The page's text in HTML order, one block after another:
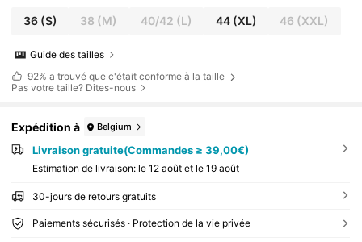
36(S) 38 (M) 40/42 (L) 44(XL) 46 (XXL)
Guide des tailles
92% a trouvé que c'était conforme à la taille
Pas votre taille? Dites-nous
Expédition à Belgium
Livraison gratuite(Commandes ≥ 39,00€)
Estimation de livraison: le 12 août et le 19 août
30-jours de retours gratuits
Paiements sécurisés · Protection de la vie privée